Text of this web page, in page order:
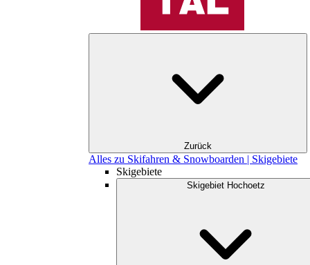
Zurück
Alles zu Skifahren & Snowboarden | Skigebiete
Skigebiete
Skigebiet Hochoetz